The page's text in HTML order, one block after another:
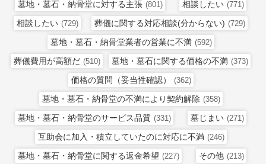
墓地・墓石・納骨堂に対する主張 (801) 相談したい (771)
相談したい (729) 葬儀に関する対応相談(分からない) (729)
墓地・墓石・納骨堂業者の営業に不満 (592)
葬儀費用が高額だ (510) 墓地・墓石に関する価格の不満 (373)
価格の質問（妥当性確認） (362)
墓地・墓石・納骨堂の不満により契約解除 (358)
墓地・墓石・納骨堂のサービス品質 (331) 墓じまい (271)
互助会に加入・積立していたのに対応に不満 (246)
墓地・墓石・納骨堂に関する返金希望 (227) その他 (213)